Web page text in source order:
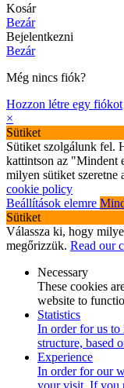
Kosár
Bezár
Bejelentkezni
Bezár
Még nincs fiók?
Hozzon létre egy fiókot
×
Sütiket
Sütiket szolgálunk fel.
kattintson az "Mindent
milyen sütiket
cookie policy
Beállítások elemre
Sütiket
Válassza ki, hogy
megőrizzük. Read our
Necessary
These cookies
website to
Statistics
In order for us to
structure, based
Experience
In order for our
your visit. If you